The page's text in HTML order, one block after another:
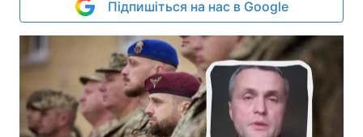
Підпишіться на нас в Google